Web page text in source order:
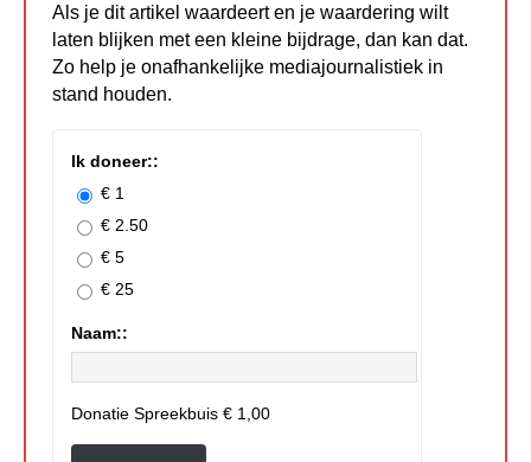
Als je dit artikel waardeert en je waardering wilt
laten blijken met een kleine bijdrage, dan kan dat.
Zo help je onafhankelijke mediajournalistiek in
stand houden.
Ik doneer::
€ 1
€ 2.50
€ 5
€ 25
Naam::
Donatie Spreekbuis € 1,00